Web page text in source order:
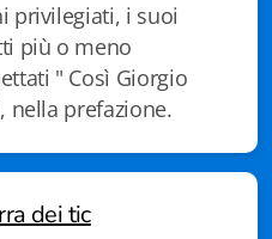
privilegiati, i suoi
più o meno
" Così Giorgio
nella prefazione.
dei tic